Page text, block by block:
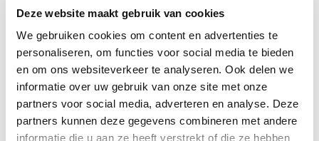
Deze website maakt gebruik van cookies
We gebruiken cookies om content en advertenties te
personaliseren, om functies voor social media te bieden
en om ons websiteverkeer te analyseren. Ook delen we
informatie over uw gebruik van onze site met onze
partners voor social media, adverteren en analyse. Deze
partners kunnen deze gegevens combineren met andere
informatie die u aan ze heeft verstrekt of die ze hebben
de risico’s in je leefomgeving. Je kunt je alvast
voorbereiden en je weet wat je moet doen tijdens
een ramp of crisis. Je vergroot daarmee je
zelfredzaamheid.
Risicocommunicatie gaat ook over de
maatregelen die de overheid neemt, om gevaren
en risico’s te beperken of die de overheid neemt
als een ramp of crisis zich voordoet.